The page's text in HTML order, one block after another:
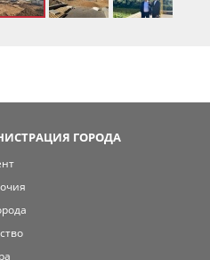
ГОРОДА